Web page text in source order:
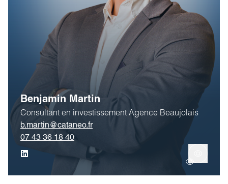
Benjamin Martin
Consultant en investissement Agence Beaujolais
b.martin@cataneo.fr
07 43 36 18 40